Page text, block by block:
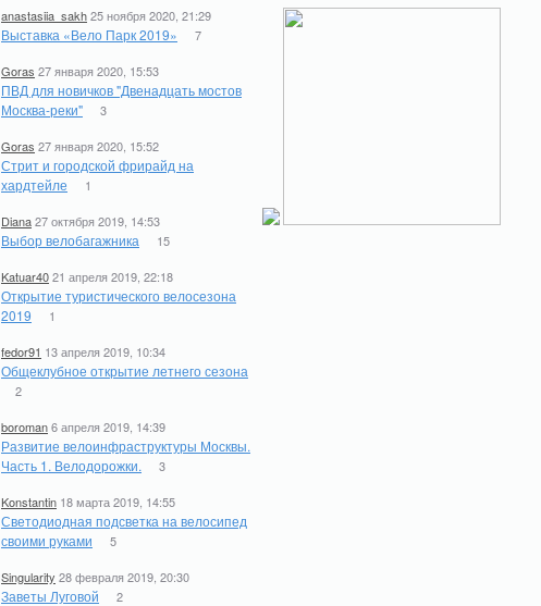
anastasiia_sakh25 ноября 2020, 21:29
Выставка «Вело Парк 2019» 7
Goras 27 января 2020, 15:53
ПВД для новичков "Двенадцать мостов
Москва-реки"
3
Goras 27 января 2020, 15:52
Стрит и городской фрирайд на
хардтейле
1
Diana27 октября 2019, 14:53
Выбор велобагажника 15
Katuar4021 апреля 2019, 22:18
Открытие туристического велосезона
2019
1
fedor91 13 апреля 2019, 10:34
Общеклубное открытие летнего сезона
2
boroman6 апреля 2019, 14:39
Развитие велоинфраструктуры Москвы.
Часть 1. Велодорожки.
3
Konstantin 18 марта 2019, 14:55
Светодиодная подсветка на велосипед
своими руками
5
Singularity 28 февраля 2019, 20:30
Заветы Луговой 2